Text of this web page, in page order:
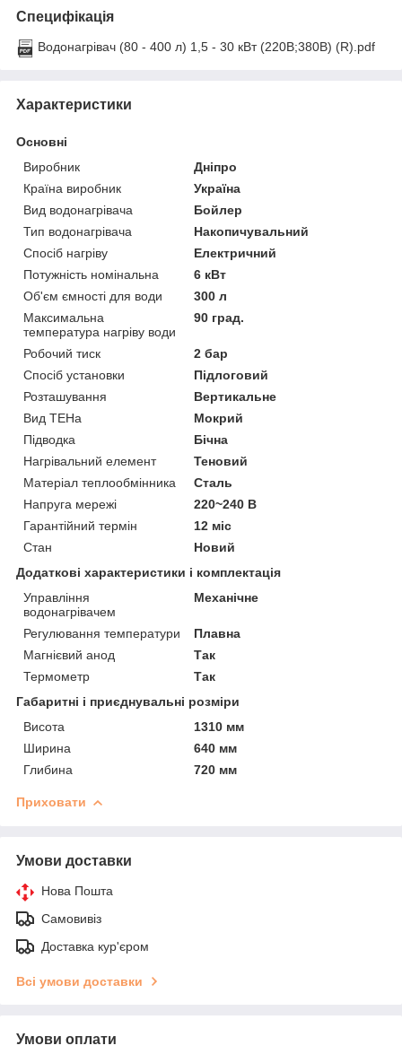
Специфікація
Водонагрівач (80 - 400 л) 1,5 - 30 кВт (220В;380В) (R).pdf
Характеристики
Основні
Виробник
Дніпро
Країна виробник
Україна
Вид водонагрівача
Бойлер
Тип водонагрівача
Накопичувальний
Спосіб нагріву
Електричний
Потужність номінальна
6 кВт
Об'єм ємності для води
300 л
Максимальна
температура нагріву води
90 град.
Робочий тиск
2 бар
Спосіб установки
Підлоговий
Розташування
Вертикальне
Вид ТЕНа
Мокрий
Підводка
Бічна
Нагрівальний елемент
Теновий
Матеріал теплообмінника
Сталь
Напруга мережі
220~240 В
Гарантійний термін
12 міс
Стан
Новий
Додаткові характеристики і комплектація
Управління
водонагрівачем
Механічне
Регулювання температури
Плавна
Магнієвий анод
Так
Термометр
Так
Габаритні і приєднувальні розміри
Висота
1310 мм
Ширина
640 мм
Глибина
720 мм
Приховати
Умови доставки
Нова Пошта
Самовивіз
Доставка кур'єром
Всі умови доставки
Умови оплати